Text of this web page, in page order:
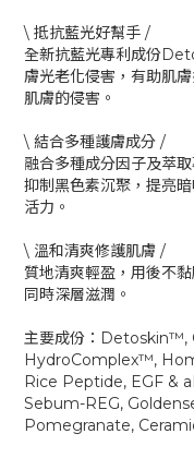
\ 抵抗藍光好幫手 /
全新抗藍光專利成份
膚光老化侵害，有助肌
肌膚的侵害。
\ 結合多種護膚成分 /
融合多種成分因子及萃
抑制黑色素沉聚，提亮
活力。
\ 溫和清爽修護肌膚 /
質地清爽輕盈，用後不
同時深層滋潤。
主要成份：
HydroComplex™️,
Rice Peptide, EGF &
Sebum-REG,
Pomegranate,